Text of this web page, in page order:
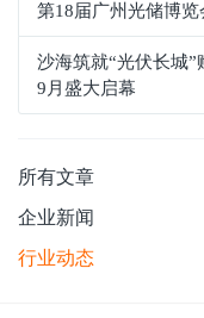
第18届广州光储博
沙海筑就“光伏长城
9月盛大启幕
所有文章
企业新闻
行业动态